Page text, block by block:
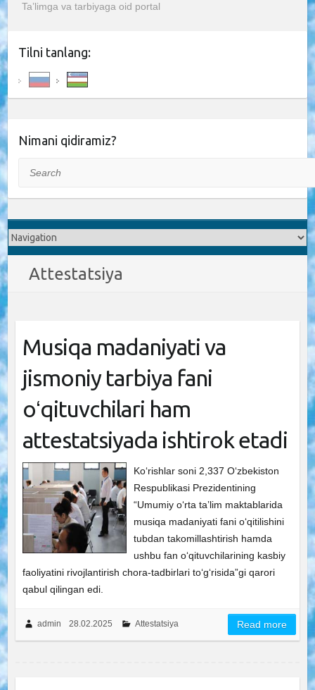
Ta’limga va tarbiyaga oid portal
Tilni tanlang:
Nimani qidiramiz?
Attestatsiya
Musiqa madaniyati va
jismoniy tarbiya fani
oʻqituvchilari ham
attestatsiyada ishtirok etadi
Ko‘rishlar soni 2,337 Oʻzbekiston
Respublikasi Prezidentining
“Umumiy oʻrta taʼlim maktablarida
musiqa madaniyati fani oʻqitilishini
tubdan takomillashtirish hamda
ushbu fan oʻqituvchilarining kasbiy
faoliyatini rivojlantirish chora-tadbirlari toʻgʻrisida”gi qarori
qabul qilingan edi.
admin 28.02.2025 Attestatsiya Read more